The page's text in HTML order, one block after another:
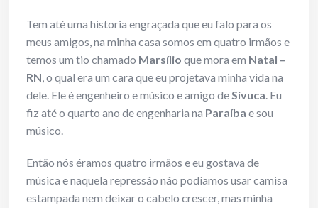
Tem até uma historia engraçada que eu falo para os
meus amigos, na minha casa somos em quatro irmãos e
temos um tio chamado Marsílio que mora em Natal –
RN, o qual era um cara que eu projetava minha vida na
dele. Ele é engenheiro e músico e amigo deSivuca. Eu
fiz até o quarto ano de engenharia na Paraíba e sou
músico.
Então nós éramos quatro irmãos e eu gostava de
música e naquela repressão não podíamos usar camisa
estampada nem deixar o cabelo crescer, mas minha